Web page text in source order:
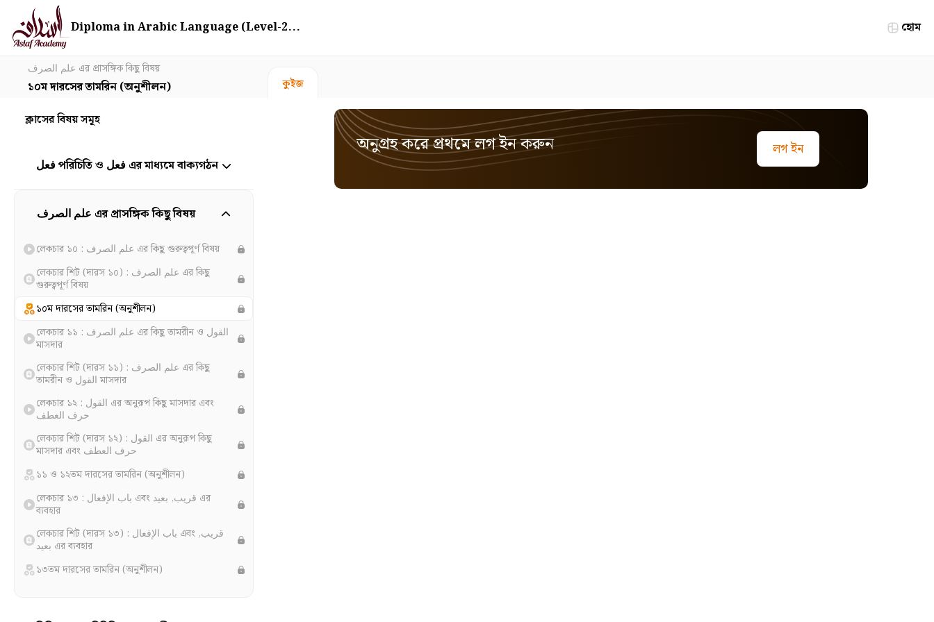
Diploma in Arabic Language (Level-2... হোম
علم الصرف এর প্রাসঙ্গিক কিছু বিষয়
১০ম দারসের তামরিন (অনুশীলন)
ক্লাসের বিষয় সমূহ
فعل পরিচিতি ও فعل এর মাধ্যমে বাক্যগঠন
علم الصرف এর প্রাসঙ্গিক কিছু বিষয়
লেকচার ১০ : علم الصرف এর কিছু গুরুত্বপূর্ণ বিষয়
লেকচার শিট (দারস ১০) : علم الصرف এর কিছু
গুরুত্বপূর্ণ বিষয়
১০ম দারসের তামরিন (অনুশীলন)
লেকচার ১১ : علم الصرف এর কিছু তামরীন ও القول
মাসদার
লেকচার শিট (দারস ১১) : علم الصرف এর কিছু
তামরীন ও القول মাসদার
লেকচার ১২ : القول এর অনুরূপ কিছু মাসদার এবং
حرف العطف
লেকচার শিট (দারস ১২) : القول এর অনুরূপ কিছু
মাসদার এবং حرف العطف
১১ ও ১২তম দারসের তামরিন (অনুশীলন)
লেকচার ১৩ : باب الإفعال এবং قريب, بعيد এর
ব্যবহার
লেকচার শিট (দারস ১৩) : باب الإفعال এবং قريب,
بعيد এর ব্যবহার
১৩তম দারসের তামরিন (অনুশীলন)
কুইজ
অনুগ্রহ করে প্রথমে লগ ইন করুন লগ ইন